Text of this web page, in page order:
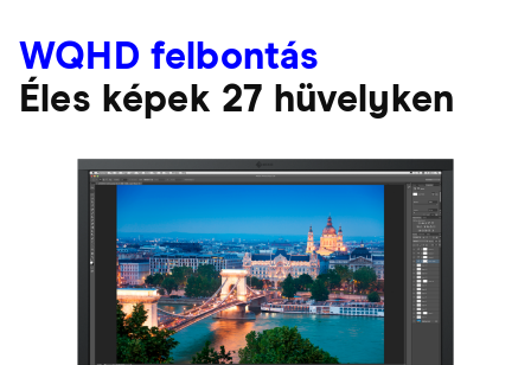
WQHD felbontás
Éles képek 27 hüvelyken